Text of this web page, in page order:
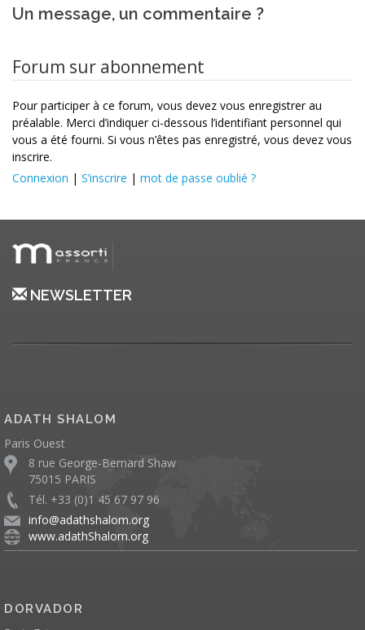
Un message, un commentaire ?
Forum sur abonnement
Pour participer à ce forum, vous devez vous enregistrer au
préalable. Merci d’indiquer ci-dessous l’identifiant personnel qui
vous a été fourni. Si vous n’êtes pas enregistré, vous devez vous
inscrire.
Connexion | S’inscrire | mot de passe oublié ?
NEWSLETTER
ADATH SHALOM
Paris Ouest
8 rue George-Bernard Shaw
75015 PARIS
Tél. +33 (0)1 45 67 97 96
info@adathshalom.org
www.adathShalom.org
DORVADOR